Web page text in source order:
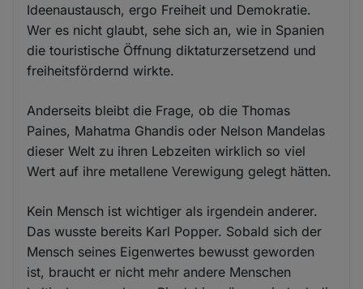
Ideenaustausch, ergo Freiheit und Demokratie.
Wer es nicht glaubt, sehe sich an, wie in Spanien
die touristische Öffnung diktaturzersetzend und
freiheitsfördernd wirkte.
Anderseits bleibt die Frage, ob die Thomas
Paines, Mahatma Ghandis oder Nelson Mandelas
dieser Welt zu ihren Lebzeiten wirklich so viel
Wert auf ihre metallene Verewigung gelegt hätten.
Kein Mensch ist wichtiger als irgendein anderer.
Das wusste bereits Karl Popper. Sobald sich der
Mensch seines Eigenwertes bewusst geworden
ist, braucht er nicht mehr andere Menschen